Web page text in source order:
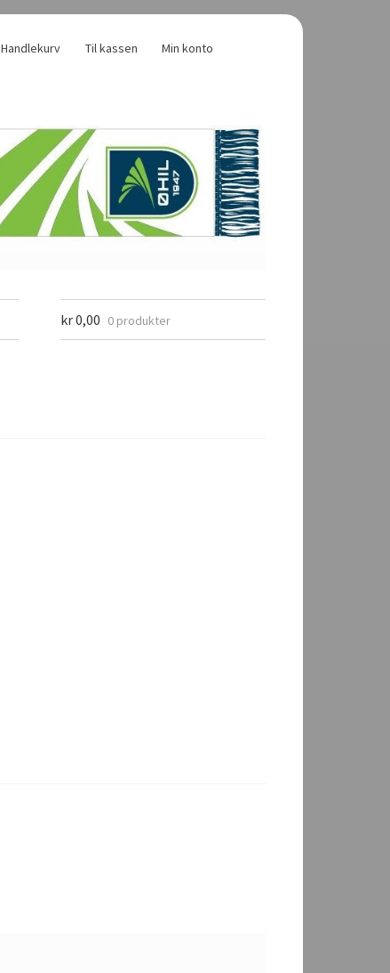
Handlekurv Til kassen Min konto
kr0,00 0 produkter